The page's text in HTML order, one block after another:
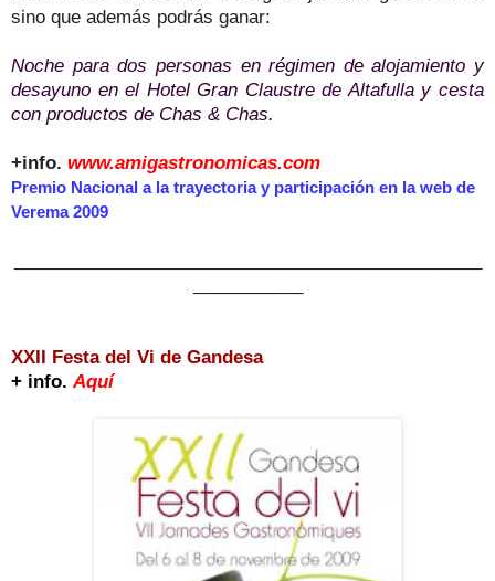
sino que además podrás ganar:
Noche para dos personas en régimen de alojamiento y
desayuno en el Hotel Gran Claustre de Altafulla y cesta
con productos de Chas & Chas.
+info. www.amigastronomicas.com
Premio Nacional a la trayectoria y participación en la web de
Verema 2009
XXII Festa del Vi de Gandesa
+ info. Aquí